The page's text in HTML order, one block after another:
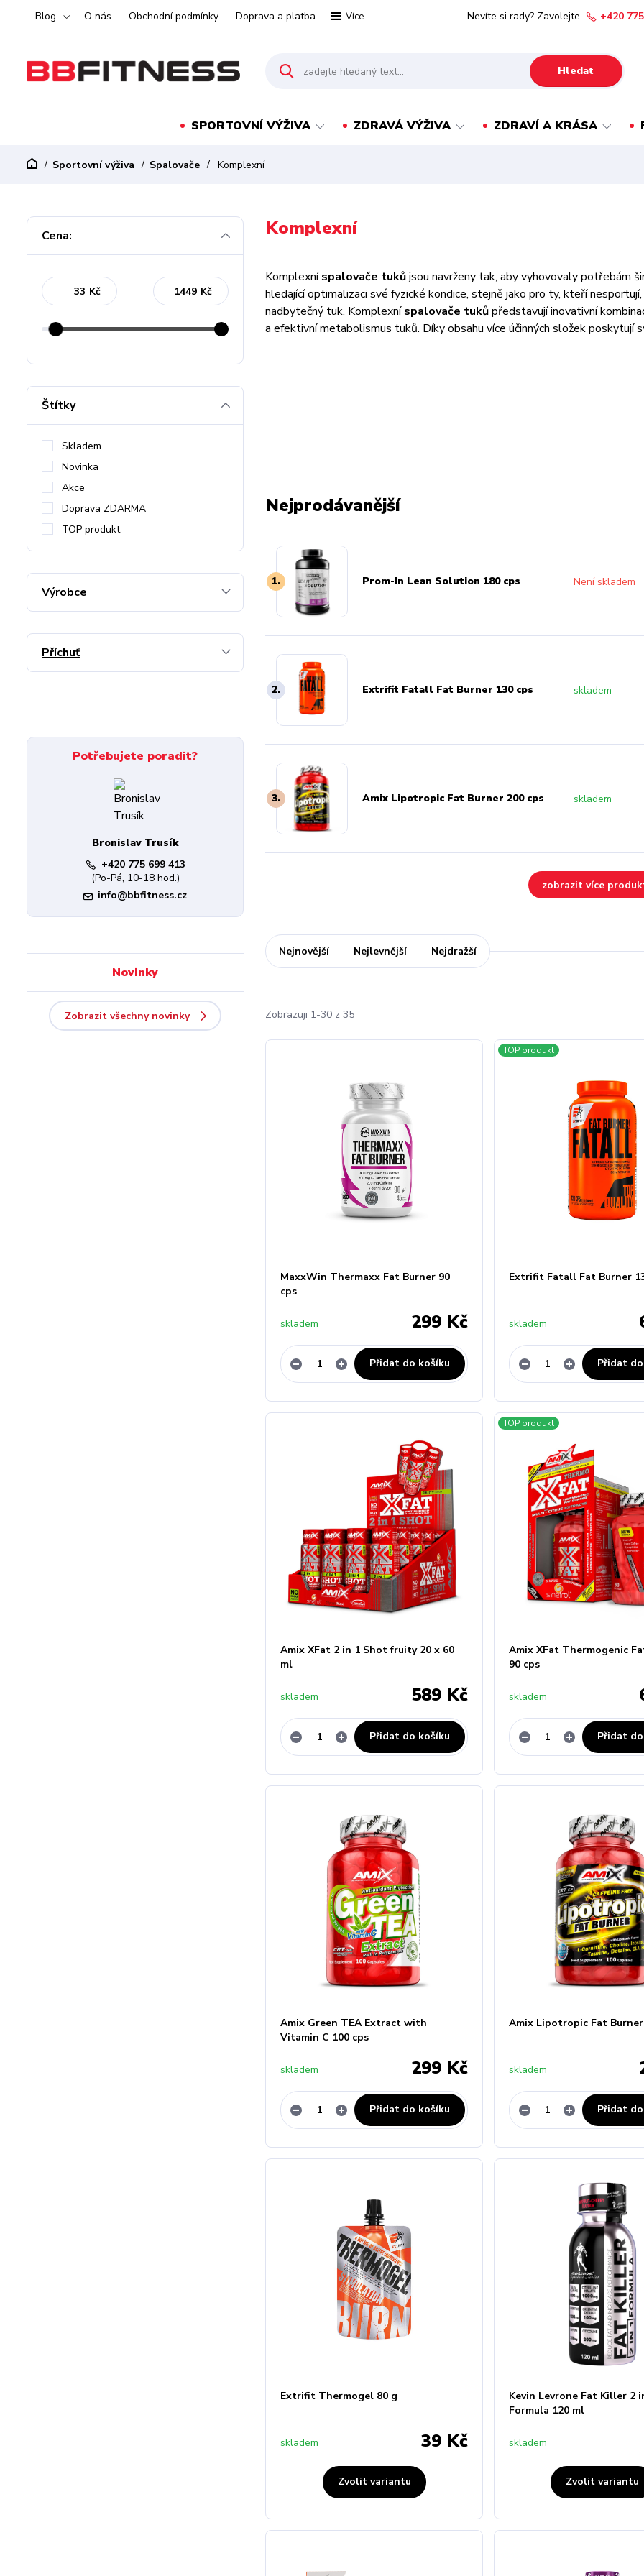
Blog O nás Obchodní podmínky Doprava a platba Více
Hledat
Nevíte si rady? Zavolejte. +420
SPORTOVNÍ VÝŽIVA ZDRAVÁ VÝŽIVA ZDRAVÍ A KRÁSA
Sportovní výživa Spalovače Komplexní
Komplexní
Komplexníspalovače tukůjsou navrženy tak, aby vyhovovaly potřebám
hledající optimalizaci své fyzické kondice, stejně jako pro ty, kteří
nadbytečný tuk. Komplexníspalovače tukůpředstavují inovativní
a efektivní metabolismus tuků. Díky obsahu více účinných složek poskytují
Nejprodávanější
1. Prom-In Lean Solution 180 cps Není skladem
2. Extrifit Fatall Fat Burner 130 cps skladem
3. Amix Lipotropic Fat Burner 200 cps skladem
zobrazit více
Nejnovější Nejlevnější Nejdražší
Zobrazuji 1-30 z 35
MaxxWin Thermaxx Fat Burner 90
cps
299 Kč
skladem
Přidat do košíku
TOP produkt
Extrifit Fatall Fat Burner
skladem
Přidat
Amix XFat 2 in 1 Shot fruity 20 x 60
ml
589 Kč
skladem
Přidat do košíku
TOP produkt
Amix XFat Thermogenic
90 cps
skladem
Přidat
Amix Green TEA Extract with
Vitamin C 100 cps
299 Kč
skladem
Přidat do košíku
Amix Lipotropic Fat Burner
skladem
Přidat
Extrifit Thermogel 80 g
39 Kč
skladem
Zvolit variantu
Kevin Levrone Fat Killer 2
Formula 120 ml
skladem
Zvolit variantu
Cena:
Kč Kč
Štítky
Skladem
Novinka
Akce
Doprava ZDARMA
TOP produkt
Výrobce
Příchuť
Potřebujete poradit?
Bronislav Trusík
+420 775 699 413
(Po-Pá, 10-18 hod.)
info@bbfitness.cz
Novinky
Zobrazit všechny novinky